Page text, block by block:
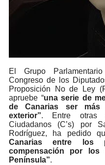
El Grupo
Congreso de los
Proposición No de Ley
apruebe “una serie de
de Canarias ser más
exterior”. Entre otras
Ciudadanos (C’s) por
Rodríguez, ha pedido
Canarias entre los
compensación por
Península”.